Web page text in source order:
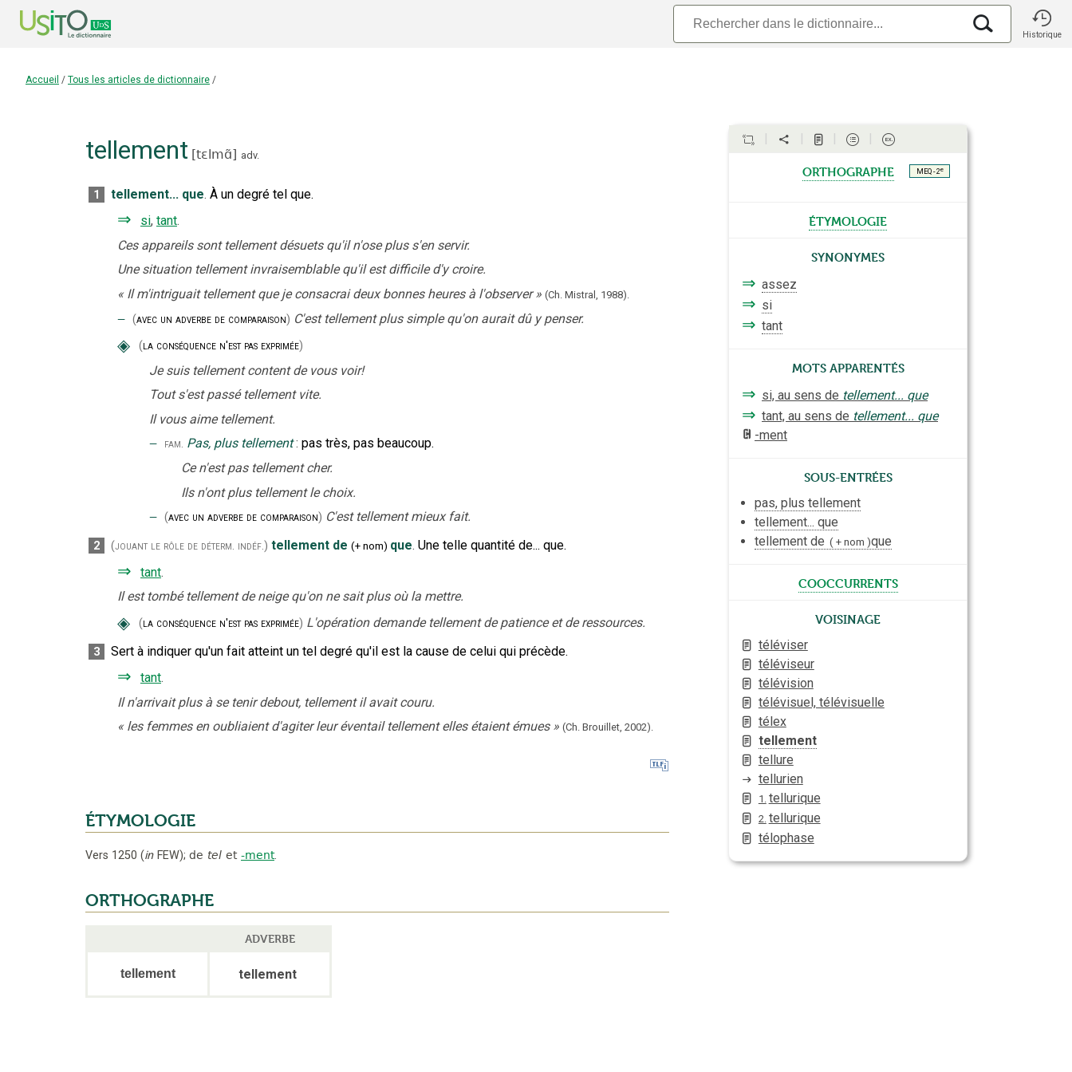
Historique
Accueil / Tous les articles de dictionnaire /
tellement [tɛlmɑ̃] adv.
1 tellement... que. À un degré tel que.
⇒ si, tant.
Ces appareils sont tellement désuets qu'il n'ose plus s'en servir.
Une situation tellement invraisemblable qu'il est difficile d'y croire.
« Il m'intriguait tellement que je consacrai deux bonnes heures à l'observer » (Ch. Mistral, 1988).
‒ (avec un adverbe de comparaison) C'est tellement plus simple qu'on aurait dû y penser.
◈ (la conséquence n'est pas exprimée)
Je suis tellement content de vous voir!
Tout s'est passé tellement vite.
Il vous aime tellement.
‒ fam. Pas, plus tellement : pas très, pas beaucoup.
Ce n'est pas tellement cher.
Ils n'ont plus tellement le choix.
‒ (avec un adverbe de comparaison) C'est tellement mieux fait.
2 (jouant le rôle de déterm. indéf.) tellement de (+nom) que. Une telle quantité de... que.
⇒ tant.
Il est tombé tellement de neige qu'on ne sait plus où la mettre.
◈ (la conséquence n'est pas exprimée) L'opération demande tellement de patience et de ressources.
3 Sert à indiquer qu'un fait atteint un tel degré qu'il est la cause de celui qui précède.
⇒ tant.
Il n'arrivait plus à se tenir debout, tellement il avait couru.
« les femmes en oubliaient d'agiter leur éventail tellement elles étaient émues » (Ch. Brouillet, 2002).
ÉTYMOLOGIE
Vers 1250 (in FEW); de tel et -ment.
ORTHOGRAPHE
ADVERBE
tellement tellement
orthographe MEQ - 2e
étymologie
Synonymes
⇒ assez
⇒ si
⇒ tant
Mots apparentés
⇒ si, au sens de tellement... que
⇒ tant, au sens de tellement... que
-ment
Sous-entrées
pas, plus tellement
tellement... que
tellement de
+ nom que
cooccurrents
Voisinage
téléviser
téléviseur
télévision
télévisuel, télévisuelle
télex
tellement
tellure
tellurien
1. tellurique
2. tellurique
télophase